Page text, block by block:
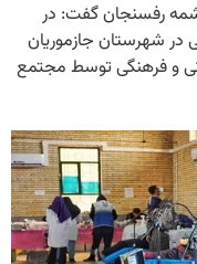
رفسنجان گفت: در
در شهرستان جازموریان
خدمات درمانی و فرهنگی توسط مجتمع